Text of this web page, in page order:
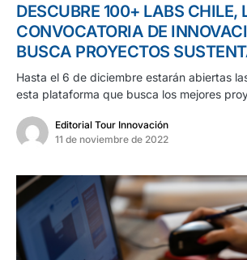
DESCUBRE 100+ LABS CHILE,
CONVOCATORIA DE
BUSCA PROYECTOS
Hasta el 6 de diciembre estarán abiertas
esta plataforma que busca los mejores
Editorial Tour Innovación
11 de noviembre de 2022